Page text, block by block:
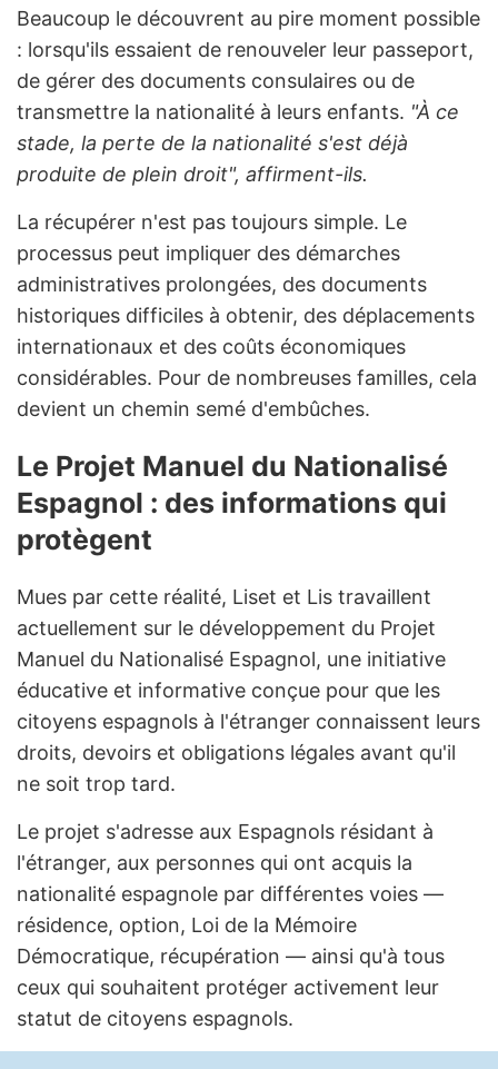
Beaucoup le découvrent au pire moment possible
: lorsqu'ils essaient de renouveler leur passeport,
de gérer des documents consulaires ou de
transmettre la nationalité à leurs enfants. "À ce
stade, la perte de la nationalité s'est déjà
produite de plein droit", affirment-ils.
La récupérer n'est pas toujours simple. Le
processus peut impliquer des démarches
administratives prolongées, des documents
historiques difficiles à obtenir, des déplacements
internationaux et des coûts économiques
considérables. Pour de nombreuses familles, cela
devient un chemin semé d'embûches.
Le Projet Manuel du Nationalisé
Espagnol : des informations qui
protègent
Mues par cette réalité, Liset et Lis travaillent
actuellement sur le développement du Projet
Manuel du Nationalisé Espagnol, une initiative
éducative et informative conçue pour que les
citoyens espagnols à l'étranger connaissent leurs
droits, devoirs et obligations légales avant qu'il
ne soit trop tard.
Le projet s'adresse aux Espagnols résidant à
l'étranger, aux personnes qui ont acquis la
nationalité espagnole par différentes voies —
résidence, option, Loi de la Mémoire
Démocratique, récupération — ainsi qu'à tous
ceux qui souhaitent protéger activement leur
statut de citoyens espagnols.